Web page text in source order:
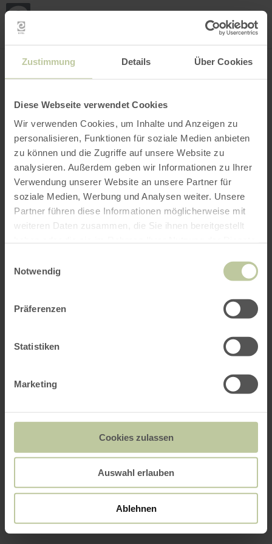
Zustimmung Details Über Cookies
Diese Webseite verwendet Cookies
Wir verwenden Cookies, um Inhalte und Anzeigen zu
personalisieren, Funktionen für soziale Medien anbieten
zu können und die Zugriffe auf unsere Website zu
analysieren. Außerdem geben wir Informationen zu Ihrer
Verwendung unserer Website an unsere Partner für
soziale Medien, Werbung und Analysen weiter. Unsere
Partner führen diese Informationen möglicherweise mit
weiteren Daten zusammen, die Sie ihnen bereitgestellt
Notwendig
Präferenzen
Statistiken
Marketing
Cookies zulassen
Auswahl erlauben
Ablehnen
INTERAKTIVE KARTE
Filter öffnen